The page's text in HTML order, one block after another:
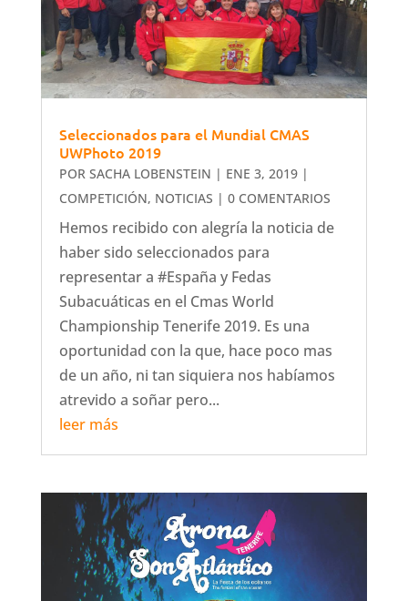
Seleccionados para el Mundial CMAS
UWPhoto 2019
POR SACHA LOBENSTEIN | ENE 3, 2019|
COMPETICIÓN, NOTICIAS | 0 COMENTARIOS
Hemos recibido con alegría la noticia de
haber sido seleccionados para
representar a #España y Fedas
Subacuáticas en el Cmas World
Championship Tenerife 2019. Es una
oportunidad con la que, hace poco mas
de un año, ni tan siquiera nos habíamos
atrevido a soñar pero...
leer más